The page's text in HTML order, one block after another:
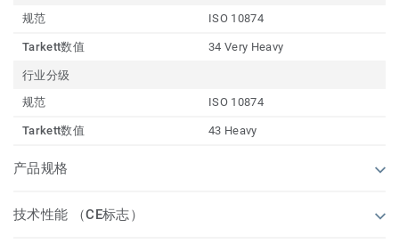
规范
ISO 10874
Tarkett数值 34 Very Heavy
行业分级
规范
ISO 10874
Tarkett数值 43 Heavy
产品规格
技术性能 （CE标志）